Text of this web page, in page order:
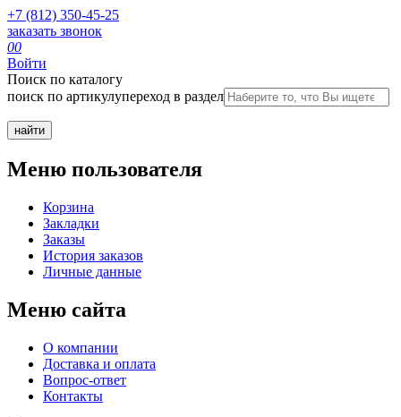
+7 (812) 350-45-25
заказать звонок
00
Войти
Поиск по каталогу
поиск по артикулупереход в раздел
Меню пользователя
Корзина
Закладки
Заказы
История заказов
Личные данные
Меню сайта
О компании
Доставка и оплата
Вопрос-ответ
Контакты